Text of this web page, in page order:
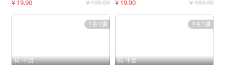
¥ 19.90 ¥ 199.00 松拍大片
¥ 19.90 ¥ 199.00
1章1课
 千启
1章1课
 千启